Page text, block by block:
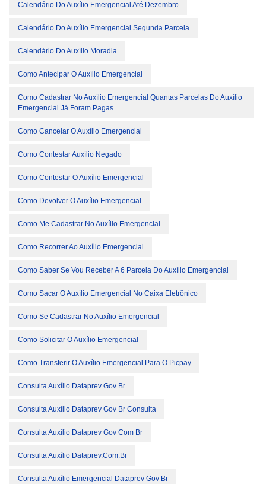
Calendário Do Auxílio Emergencial Até Dezembro
Calendário Do Auxílio Emergencial Segunda Parcela
Calendário Do Auxílio Moradia
Como Antecipar O Auxílio Emergencial
Como Cadastrar No Auxílio Emergencial Quantas Parcelas Do Auxílio
Emergencial Já Foram Pagas
Como Cancelar O Auxílio Emergencial
Como Contestar Auxílio Negado
Como Contestar O Auxílio Emergencial
Como Devolver O Auxílio Emergencial
Como Me Cadastrar No Auxílio Emergencial
Como Recorrer Ao Auxílio Emergencial
Como Saber Se Vou Receber A 6 Parcela Do Auxílio Emergencial
Como Sacar O Auxílio Emergencial No Caixa Eletrônico
Como Se Cadastrar No Auxílio Emergencial
Como Solicitar O Auxílio Emergencial
Como Transferir O Auxílio Emergencial Para O Picpay
Consulta Auxílio Dataprev Gov Br
Consulta Auxílio Dataprev Gov Br Consulta
Consulta Auxílio Dataprev Gov Com Br
Consulta Auxílio Dataprev.com.br
Consulta Auxílio Emergencial Dataprev Gov Br